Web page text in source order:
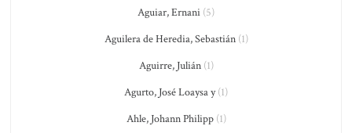
Aguiar, Ernani (5)
Aguilera de Heredia, Sebastián(1)
Aguirre, Julián(1)
Agurto, José Loaysa y(1)
Ahle, Johann Philipp(1)